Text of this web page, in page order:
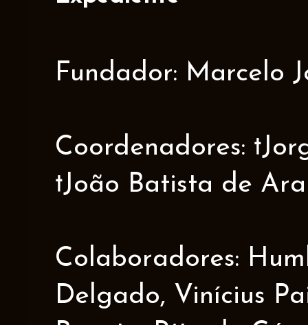
Fundador: Marcelo
Coordenadores:
†João Batista de
Colaboradores:
Delgado, Vinícius